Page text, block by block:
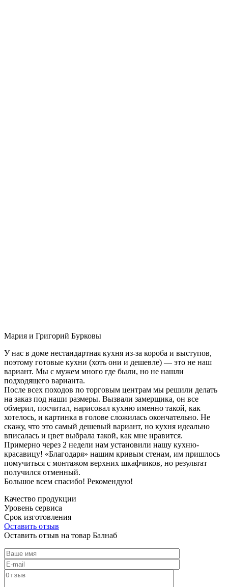
Мария и Григорий Бурковы
У нас в доме нестандартная кухня из-за короба и выступов,
поэтому готовые кухни (хоть они и дешевле) — это не наш
вариант. Мы с мужем много где были, но не нашли
подходящего варианта.
После всех походов по торговым центрам мы решили делать
на заказ под наши размеры. Вызвали замерщика, он все
обмерил, посчитал, нарисовал кухню именно такой, как
хотелось, и картинка в голове сложилась окончательно. Не
скажу, что это самый дешевый вариант, но кухня идеально
вписалась и цвет выбрала такой, как мне нравится.
Примерно через 2 недели нам установили нашу кухню-
красавицу! «Благодаря» нашим кривым стенам, им пришлось
помучиться с монтажом верхних шкафчиков, но результат
получился отменный.
Большое всем спасибо! Рекомендую!
Качество продукции
Уровень сервиса
Срок изготовления
Оставить отзыв
Оставить отзыв на товар Балнаб